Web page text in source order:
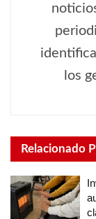
los
Relacionado